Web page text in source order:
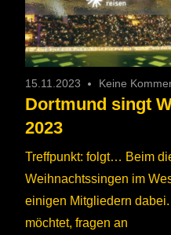
15.11.2023 Keine
Dortmund singt
2023
Treffpunkt: folgt… Beim
Weihnachtssingen im
einigen Mitgliedern
möchtet, fragen an